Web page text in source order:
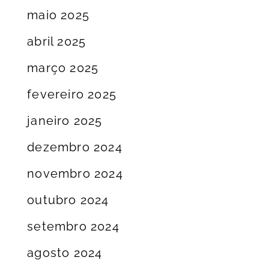
maio 2025
abril 2025
março 2025
fevereiro 2025
janeiro 2025
dezembro 2024
novembro 2024
outubro 2024
setembro 2024
agosto 2024